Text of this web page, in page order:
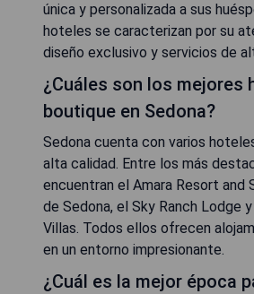
única y personalizada a sus
hoteles se caracterizan por su
diseño exclusivo y servicios de
¿Cuáles son los mejores
boutique en Sedona?
Sedona cuenta con varios
alta calidad. Entre los más
encuentran el Amara Resort and
de Sedona, el Sky Ranch Lodge
Villas. Todos ellos ofrecen
en un entorno impresionante.
¿Cuál es la mejor época